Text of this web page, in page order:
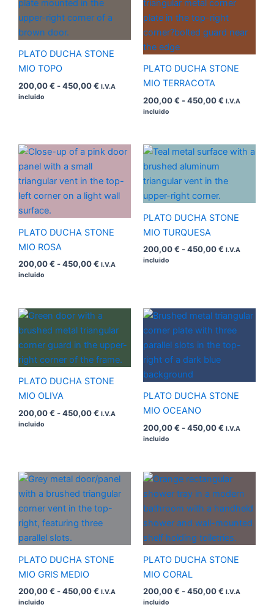
PLATO DUCHA STONE
MIO TOPO
200,00€ -450,00€
precios:
desde
I.V.A
incluido
PLATO DUCHA STONE
MIO TERRACOTA
200,00€ -450,00€
precios:
desde
200,00 €
hasta
I.V.A
incluido
PLATO DUCHA STONE
MIO ROSA
200,00€ -450,00€
Rango
desde
200,00 €
hasta
I.V.A
incluido
PLATO DUCHA STONE
MIO TURQUESA
200,00€ -450,00€
Rango
desde
hasta
I.V.A
incluido
PLATO DUCHA STONE
MIO OLIVA
200,00€ -450,00€
Rango
precios:
desde
200,00 €
hasta
I.V.A
incluido
PLATO DUCHA STONE
MIO OCEANO
200,00€ -450,00€
Rango
precios:
desde
I.V.A
incluido
PLATO DUCHA STONE
MIO GRIS MEDIO
200,00€ -450,00€
Rango
de
precios:
desde
hasta
I.V.A
incluido
PLATO DUCHA STONE
MIO CORAL
200,00€ -450,00€
Rango
precios:
desde
200,00 €
hasta
450,00 €
I.V.A
incluido